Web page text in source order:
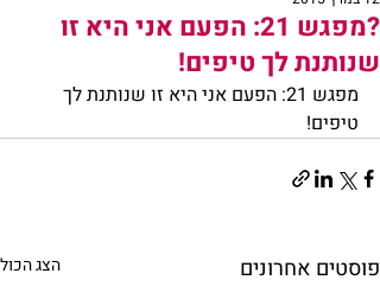
?מפגש 21: הפעם אני היא זו
שנותנת לך טיפים!
מפגש 21: הפעם אני היא זו שנותנת לך
טיפים!
פוסטים אחרונים הצג הכול